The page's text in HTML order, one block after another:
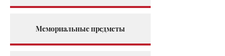
Мемориальные предметы